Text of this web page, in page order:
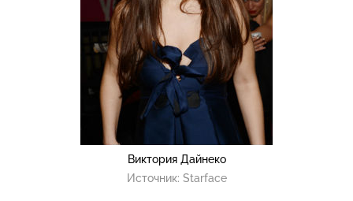
Виктория Дайнеко
Источник: Starface